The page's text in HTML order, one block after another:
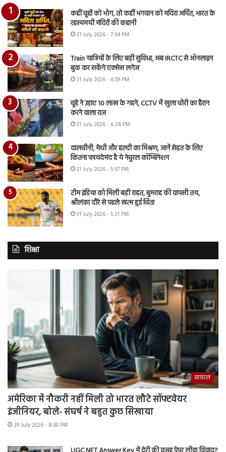
कहीं चूहों को भोग, तो कहीं भगवान को मदिरा अर्पित, भारत के
रहस्यमयी मंदिरों की कहानी
31 July 2026 - 7:54 PM
Train यात्रियों के लिए बड़ी सुविधा, अब IRCTC से ऑनलाइन
बुक कर सकेंगे एक्सेस लगेज
31 July 2026 - 6:59 PM
चूहे ने उड़ाए 10 लाख के गहने, CCTV में खुला चोरी का हैरान
करने वाला राज
31 July 2026 - 6:26 PM
दालचीनी, मेथी और हल्दी का मिश्रण, जानें सेहत के लिए
कितना फायदेमंद है ये नेचुरल कॉम्बिनेशन
31 July 2026 - 5:57 PM
टीम इंडिया को मिली बड़ी राहत, बुमराह की वापसी तय,
श्रीलंका दौरे से पहले खत्म हुई चिंता
31 July 2026 - 5:21 PM
शिक्षा
वायरल
अमेरिका में नौकरी नहीं मिली तो भारत लौटे सॉफ्टवेयर
इंजीनियर, बोले- संघर्ष ने बहुत कुछ सिखाया
29 July 2026 - 8:00 PM